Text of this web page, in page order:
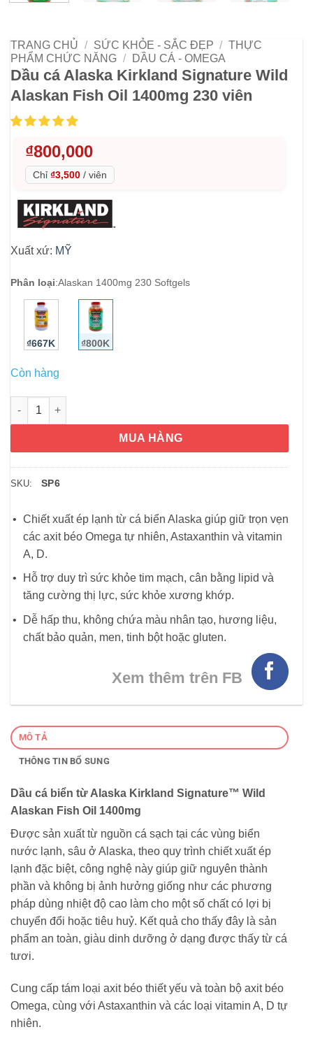
TRANG CHỦ / SỨC KHỎE - SẮC ĐẸP / THỰC
PHẨM CHỨC NĂNG / DẦU CÁ - OMEGA
Dầu cá Alaska Kirkland Signature Wild
Alaskan Fish Oil 1400mg 230 viên
₫800,000
Chỉ ₫3,500 / viên
Xuất xứ: MỸ
Phân loại:Alaskan 1400mg 230 Softgels
₫667K ₫800K
Còn hàng
Dầu cá Alaska Kirkland Signature Wild Alaskan Fish Oil
MUA HÀNG
SKU: SP6
Chiết xuất ép lạnh từ cá biển Alaska giúp giữ trọn vẹn
các axit béo Omega tự nhiên, Astaxanthin và vitamin
A, D.
Hỗ trợ duy trì sức khỏe tim mạch, cân bằng lipid và
tăng cường thị lực, sức khỏe xương khớp.
Dễ hấp thu, không chứa màu nhân tạo, hương liệu,
chất bảo quản, men, tinh bột hoặc gluten.
Xem thêm trên FB
MÔ TẢ
THÔNG TIN BỔ SUNG
Dầu cá biển từ Alaska Kirkland Signature™ Wild
Alaskan Fish Oil 1400mg
Được sản xuất từ nguồn cá sạch tại các vùng biển
nước lạnh, sâu ở Alaska, theo quy trình chiết xuất ép
lạnh đặc biệt, công nghệ này giúp giữ nguyên thành
phần và không bị ảnh hưởng giống như các phương
pháp dùng nhiệt độ cao làm cho một số chất có lợi bị
chuyển đổi hoặc tiêu huỷ. Kết quả cho thấy đây là sản
phẩm an toàn, giàu dinh dưỡng ở dạng được thấy từ cá
tươi.
Cung cấp tám loại axit béo thiết yếu và toàn bộ axit béo
Omega, cùng với Astaxanthin và các loại vitamin A, D tự
nhiên.